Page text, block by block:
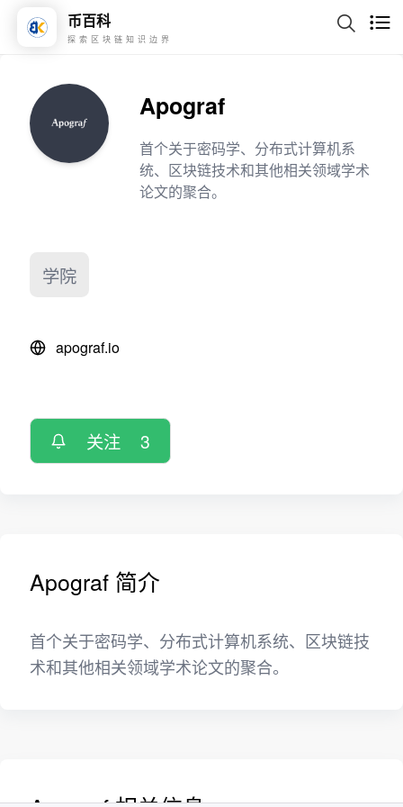
币百科
探索区块链知识边界
Apograf
首个关于密码学、分布式计算机系
统、区块链技术和其他相关领域学术
论文的聚合。
学院
apograf.io
关注 3
Apograf 简介
首个关于密码学、分布式计算机系统、区块链技
术和其他相关领域学术论文的聚合。